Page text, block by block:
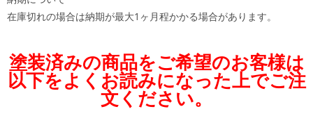
在庫切れの場合は納期が最大1ヶ月程かかる場合があります。
塗装済みの商品をご希望のお客様は
以下をよくお読みになった上でご注
文ください。